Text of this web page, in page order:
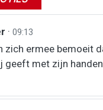
· 09:13
zich ermee bemoeit
geeft met zijn